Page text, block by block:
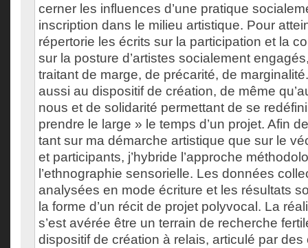
cerner les influences d’une pratique
inscription dans le milieu artistique. Pour
répertorie les écrits sur la participation et la
sur la posture d’artistes socialement
traitant de marge, de précarité, de
aussi au dispositif de création, de même
nous et de solidarité permettant de se
prendre le large » le temps d’un projet. Afin
tant sur ma démarche artistique que sur le
et participants, j’hybride l’approche
l’ethnographie sensorielle. Les données
analysées en mode écriture et les résultats
la forme d’un récit de projet polyvocal. La
s’est avérée être un terrain de recherche
dispositif de création à relais, articulé par des